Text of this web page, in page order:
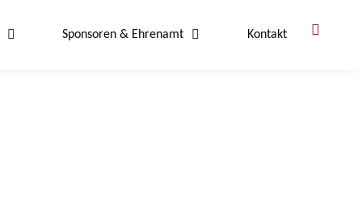
Sponsoren & Ehrenamt Kontakt